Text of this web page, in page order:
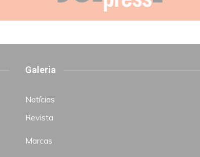
Galeria
Notícias
Revista
Marcas